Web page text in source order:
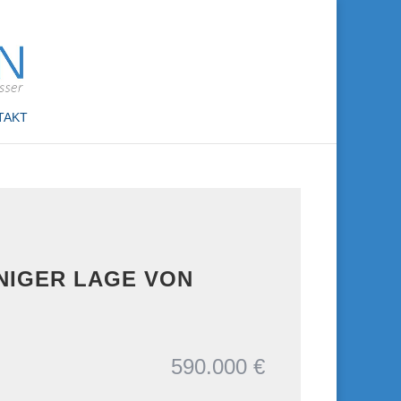
LAGE VON
590.000 €